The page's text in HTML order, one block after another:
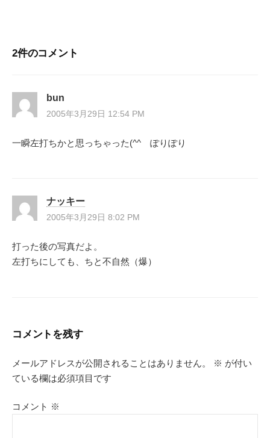
ビ
ゲ
ー
シ
ン
2件のコメント
bun
2005年3月29日 12:54 PM
一瞬左打ちかと思っちゃった(^^ゞぽりぽり
ナッキー
2005年3月29日 8:02 PM
打った後の写真だよ。
左打ちにしても、ちと不自然（爆）
コメントを残す
メールアドレスが公開されることはありません。 ※ が付い
ている欄は必須項目です
コメント ※